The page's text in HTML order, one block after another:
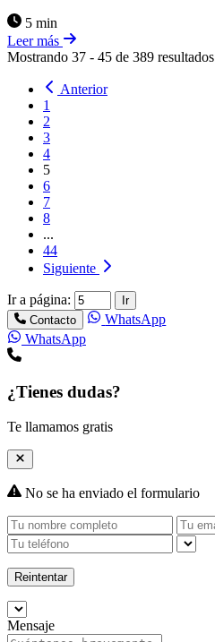
5 min
Leer más
Mostrando 37 - 45 de 389 resultados
Anterior
1
2
3
4
5
6
7
8
...
44
Siguiente
Ir a página:
Ir
Contacto
WhatsApp
WhatsApp
¿Tienes dudas?
Te llamamos gratis
No se ha enviado el formulario
Reintentar
Mensaje